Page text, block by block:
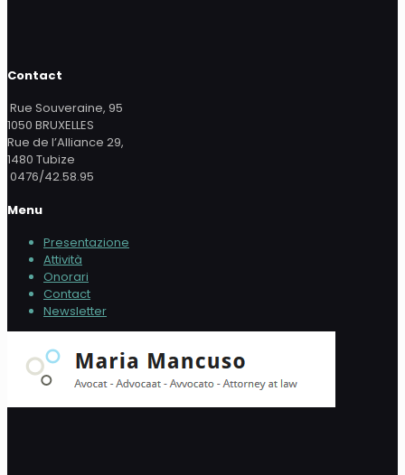
Contact
Rue Souveraine, 95
1050 BRUXELLES
Rue de l’Alliance 29,
1480 Tubize
0476/42.58.95
Menu
Presentazione
Attività
Onorari
Contact
Newsletter